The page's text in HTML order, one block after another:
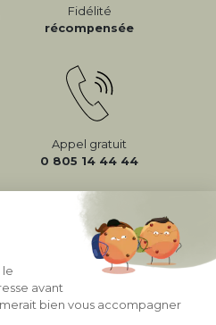
Fidélité
récompensée
Appel gratuit
0 805 14 44 44